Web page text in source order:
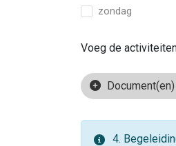
zondag
Voeg de
4.